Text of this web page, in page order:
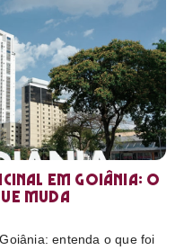
em Goiânia: o
muda
entenda o que foi